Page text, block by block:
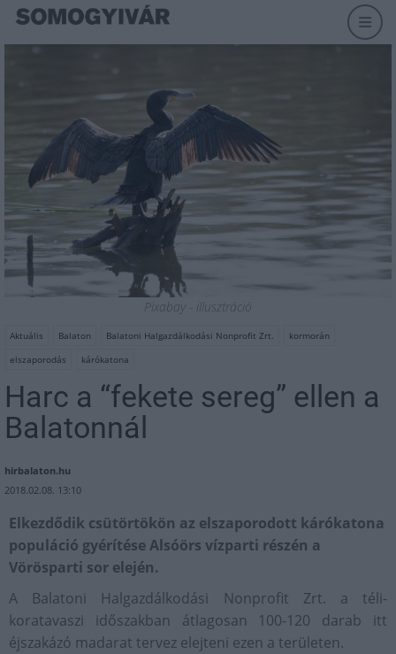
Pixabay - illusztráció
Aktuális Balaton Balatoni Halgazdálkodási Nonprofit Zrt.
kormorán
elszaporodás
kárókatona
Harc a “fekete sereg” ellen a
Balatonnál
hirbalaton.hu
2018.02.08. 13:10
Elkezdődik csütörtökön az elszaporodott kárókatona
populáció gyérítése Alsóörs vízparti részén a
Vörösparti sor elején.
A Balatoni Halgazdálkodási Nonprofit Zrt. a téli-
koratavaszi időszakban átlagosan 100-120 darab itt
éjszakázó madarat tervez elejteni ezen a területen.